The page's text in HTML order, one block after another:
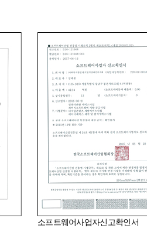
소프트웨어사업자신고확인서